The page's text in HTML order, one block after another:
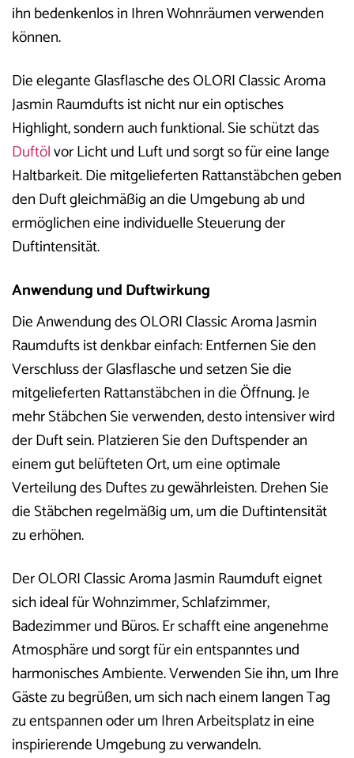
ihn bedenkenlos in Ihren Wohnräumen verwenden
können.
Die elegante Glasflasche des OLORI Classic Aroma
Jasmin Raumdufts ist nicht nur ein optisches
Highlight, sondern auch funktional. Sie schützt das
Duftölvor Licht und Luft und sorgt so für eine lange
Haltbarkeit. Die mitgelieferten Rattanstäbchen geben
den Duft gleichmäßig an die Umgebung ab und
ermöglichen eine individuelle Steuerung der
Duftintensität.
Anwendung und Duftwirkung
Die Anwendung des OLORI Classic Aroma Jasmin
Raumdufts ist denkbar einfach: Entfernen Sie den
Verschluss der Glasflasche und setzen Sie die
mitgelieferten Rattanstäbchen in die Öffnung. Je
mehr Stäbchen Sie verwenden, desto intensiver wird
der Duft sein. Platzieren Sie den Duftspender an
einem gut belüfteten Ort, um eine optimale
Verteilung des Duftes zu gewährleisten. Drehen Sie
die Stäbchen regelmäßig um, um die Duftintensität
zu erhöhen.
Der OLORI Classic Aroma Jasmin Raumduft eignet
sich ideal für Wohnzimmer, Schlafzimmer,
Badezimmer und Büros. Er schafft eine angenehme
Atmosphäre und sorgt für ein entspanntes und
harmonisches Ambiente. Verwenden Sie ihn, um Ihre
Gäste zu begrüßen, um sich nach einem langen Tag
zu entspannen oder um Ihren Arbeitsplatz in eine
inspirierende Umgebung zu verwandeln.